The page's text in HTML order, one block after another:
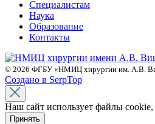
Специалистам
Наука
Образование
Контакты
© 2026 ФГБУ «НМИЦ хирургии им. А.В.
Создано в SerpTop
Наш сайт использует файлы
Принять